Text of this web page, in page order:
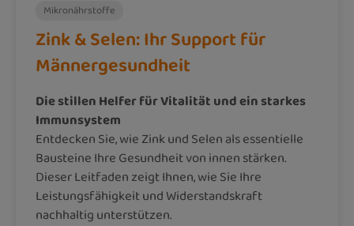
Mikronährstoffe
Zink & Selen: Ihr Support für
Männergesundheit
Die stillen Helfer für Vitalität und ein starkes
Immunsystem
Entdecken Sie, wie Zink und Selen als essentielle
Bausteine Ihre Gesundheit von innen stärken.
Dieser Leitfaden zeigt Ihnen, wie Sie Ihre
Leistungsfähigkeit und Widerstandskraft
nachhaltig unterstützen.